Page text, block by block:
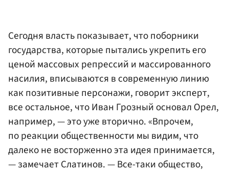
Сегодня власть показывает, что поборники
государства, которые пытались укрепить его
ценой массовых репрессий и массированного
насилия, вписываются в современную линию
как позитивные персонажи, говорит эксперт,
все остальное, что Иван Грозный основал Орел,
например, — это уже вторично. «Впрочем,
по реакции общественности мы видим, что
далеко не восторженно эта идея принимается,
— замечает Слатинов. — Все-таки общество,